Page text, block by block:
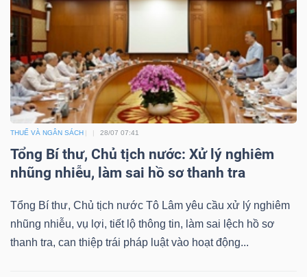
THUẾ VÀ NGÂN SÁCH 28/07 07:41
Tổng Bí thư, Chủ tịch nước: Xử lý nghiêm
nhũng nhiễu, làm sai hồ sơ thanh tra
Tổng Bí thư, Chủ tịch nước Tô Lâm yêu cầu xử lý nghiêm
nhũng nhiễu, vụ lợi, tiết lộ thông tin, làm sai lệch hồ sơ
thanh tra, can thiệp trái pháp luật vào hoạt động...